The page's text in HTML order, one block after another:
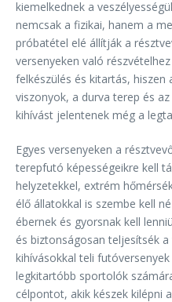
kiemelkednek a
nemcsak a fizikai, hanem a
próbatétel elé állítják a
versenyeken való
felkészülés és kitartás,
viszonyok, a durva terep és
kihívást jelentenek még a
Egyes versenyeken a
terepfutó képességeikre kell
helyzetekkel, extrém
élő állatokkal is szembe kell
ébernek és gyorsnak kell
és biztonságosan teljesítsék
kihívásokkal teli
legkitartóbb sportolók
célpontot, akik készek kilépni